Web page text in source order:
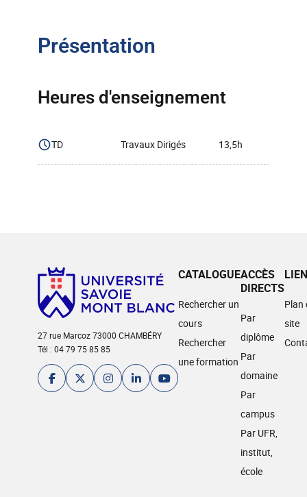
Présentation
Heures d'enseignement
TD Travaux Dirigés 13,5h
27 rue Marcoz 73000 CHAMBÉRY
Tél : 04 79 75 85 85
CATALOGUE
Rechercher un
cours
Rechercher
une formation
ACCÈS
DIRECTS
Par
diplôme
Par
domaine
Par
campus
Par UFR,
institut,
école
Plan
site